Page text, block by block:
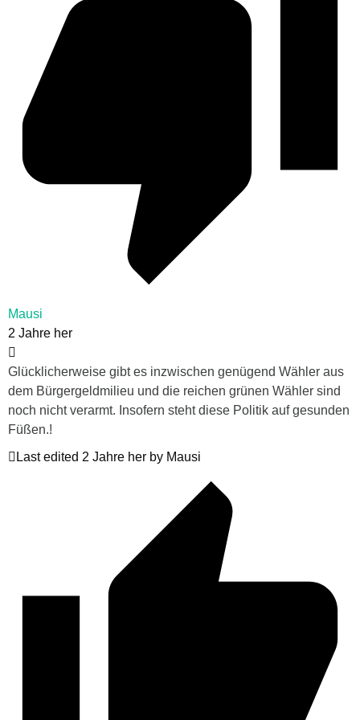
Mausi
2 Jahre her
Glücklicherweise gibt es inzwischen genügend Wähler aus
dem Bürgergeldmilieu und die reichen grünen Wähler sind
noch nicht verarmt. Insofern steht diese Politik auf gesunden
Füßen.!
Last edited 2 Jahre her by Mausi